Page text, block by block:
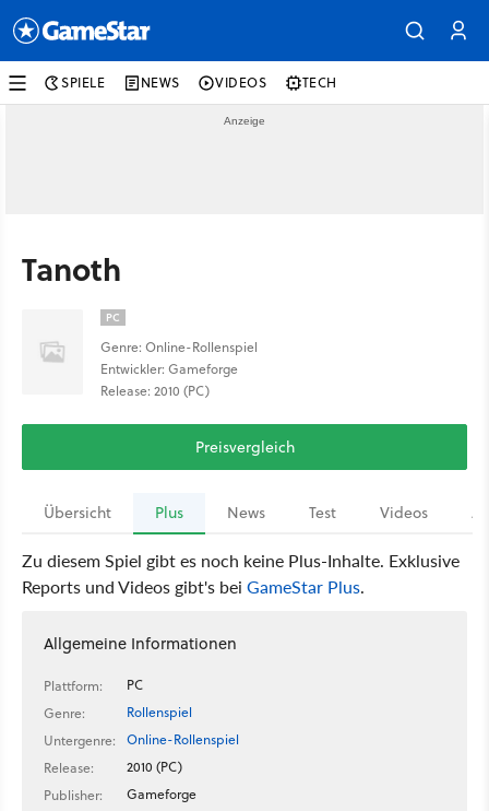
SPIELE NEWS VIDEOS TECH
Tanoth
PC
Genre: Online-Rollenspiel
Entwickler: Gameforge
Release: 2010 (PC)
Preisvergleich
Übersicht Plus News Test Videos
Zu diesem Spiel gibt es noch keine Plus-Inhalte. Exklusive
Reports und Videos gibt's bei GameStar Plus.
Allgemeine Informationen
Plattform:
PC
Genre:
Rollenspiel
Untergenre:
Online-Rollenspiel
Release:
2010 (PC)
Publisher:
Gameforge